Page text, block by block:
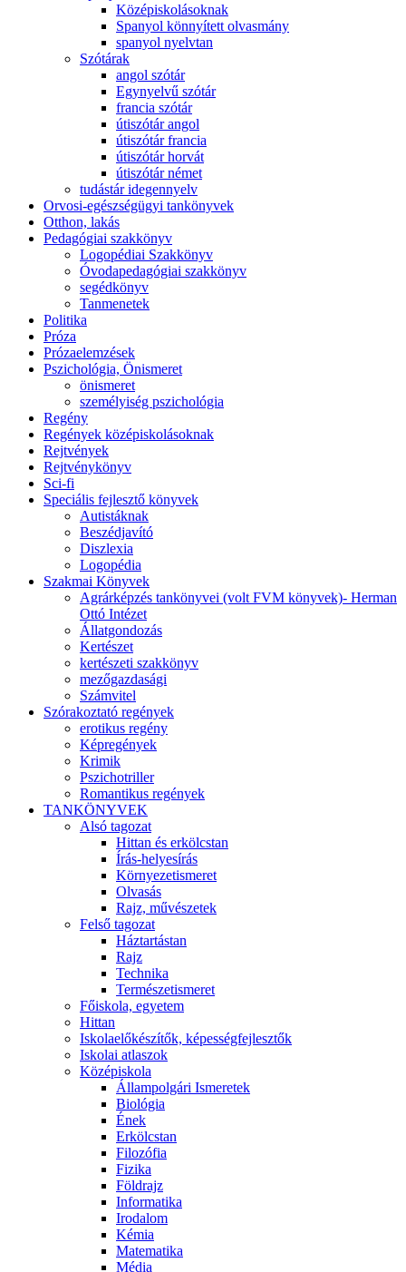
Középiskolásoknak
Spanyol könnyített olvasmány
spanyol nyelvtan
Szótárak
angol szótár
Egynyelvű szótár
francia szótár
útiszótár angol
útiszótár francia
útiszótár horvát
útiszótár német
tudástár idegennyelv
Orvosi-egészségügyi tankönyvek
Otthon, lakás
Pedagógiai szakkönyv
Logopédiai Szakkönyv
Óvodapedagógiai szakkönyv
segédkönyv
Tanmenetek
Politika
Próza
Prózaelemzések
Pszichológia, Önismeret
önismeret
személyiség pszichológia
Regény
Regények középiskolásoknak
Rejtvények
Rejtvénykönyv
Sci-fi
Speciális fejlesztő könyvek
Autistáknak
Beszédjavító
Diszlexia
Logopédia
Szakmai Könyvek
Agrárképzés tankönyvei (volt FVM könyvek)- Herman
Ottó Intézet
Állatgondozás
Kertészet
kertészeti szakkönyv
mezőgazdasági
Számvitel
Szórakoztató regények
erotikus regény
Képregények
Krimik
Pszichotriller
Romantikus regények
TANKÖNYVEK
Alsó tagozat
Hittan és erkölcstan
Írás-helyesírás
Környezetismeret
Olvasás
Rajz, művészetek
Felső tagozat
Háztartástan
Rajz
Technika
Természetismeret
Főiskola, egyetem
Hittan
Iskolaelőkészítők, képességfejlesztők
Iskolai atlaszok
Középiskola
Állampolgári Ismeretek
Biológia
Ének
Erkölcstan
Filozófia
Fizika
Földrajz
Informatika
Irodalom
Kémia
Matematika
Média